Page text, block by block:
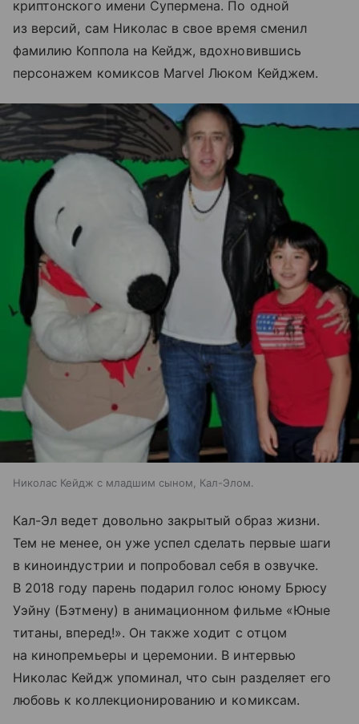
криптонского имени Супермена. По одной
из версий, сам Николас в свое время сменил
фамилию Коппола на Кейдж, вдохновившись
персонажем комиксов Marvel Люком Кейджем.
Николас Кейдж с младшим сыном, Кал-Элом.
Кал-Эл ведет довольно закрытый образ жизни.
Тем не менее, он уже успел сделать первые шаги
в киноиндустрии и попробовал себя в озвучке.
В 2018 году парень подарил голос юному Брюсу
Уэйну (Бэтмену) в анимационном фильме «Юные
титаны, вперед!». Он также ходит с отцом
на кинопремьеры и церемонии. В интервью
Николас Кейдж упоминал, что сын разделяет его
любовь к коллекционированию и комиксам.